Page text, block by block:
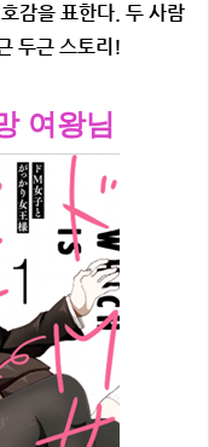
감을 표한다. 두 사람
두근 스토리!
여왕님